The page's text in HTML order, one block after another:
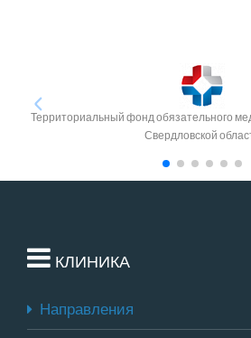
Территориальный фонд обязательного
Свердловской
КЛИНИКА
Направления